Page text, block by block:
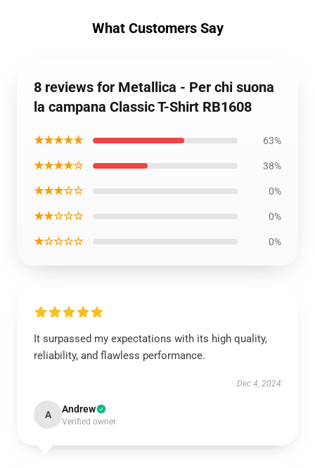
What Customers Say
8 reviews for Metallica - Per chi suona
la campana Classic T-Shirt RB1608
★★★★★ 63%
★★★★☆ 38%
★★★☆☆ 0%
★★☆☆☆ 0%
★☆☆☆☆ 0%
It surpassed my expectations with its high quality,
reliability, and flawless performance.
Dec 4, 2024
A Andrew
Verified owner